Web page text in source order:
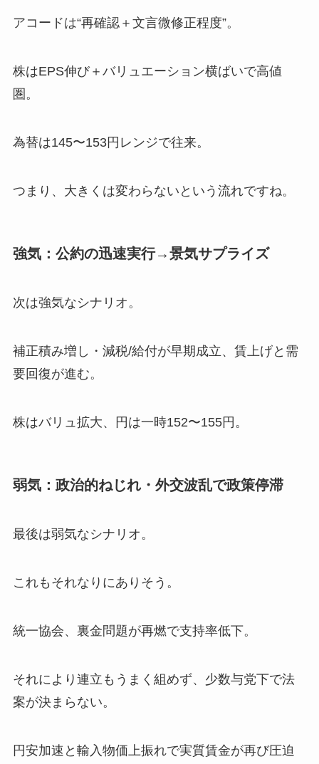
アコードは“再確認＋文言微修正程度”。
株はEPS伸び＋バリュエーション横ばいで高値
圏。
為替は145〜153円レンジで往来。
つまり、大きくは変わらないという流れですね。
強気：公約の迅速実行→景気サプライズ
次は強気なシナリオ。
補正積み増し・減税/給付が早期成立、賃上げと需
要回復が進む。
株はバリュ拡大、円は一時152〜155円。
弱気：政治的ねじれ・外交波乱で政策停滞
最後は弱気なシナリオ。
これもそれなりにありそう。
統一協会、裏金問題が再燃で支持率低下。
それにより連立もうまく組めず、少数与党下で法
案が決まらない。
円安加速と輸入物価上振れで実質賃金が再び圧迫